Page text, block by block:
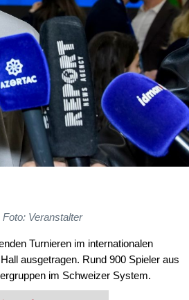
Veranstalter
Turnieren im internationalen
ausgetragen. Rund 900 Spieler aus
im Schweizer System.